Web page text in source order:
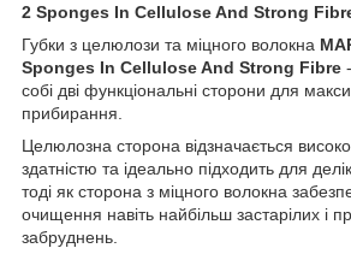
2 Sponges In Cellulose And Strong
Губки з целюлози та міцного волокна
Sponges In Cellulose And Strong Fibre
собі дві функціональні сторони для
прибирання.
Целюлозна сторона відзначається
здатністю та ідеально підходить для
тоді як сторона з міцного волокна
очищення навіть найбільш застарілих і
забруднень.